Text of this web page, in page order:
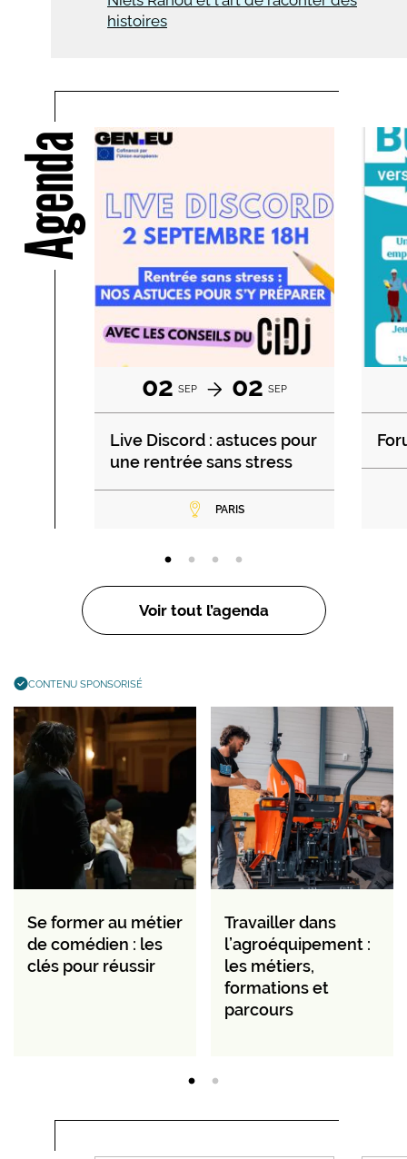
histoires
Agenda
02 SEP 02 SEP
Live Discord : astuces pour
une rentrée sans stress
PARIS
Voir tout l’agenda
CONTENU SPONSORISÉ
Se former au métier
de comédien : les
clés pour réussir
Travailler dans
l’agroéquipement :
les métiers,
formations et
parcours